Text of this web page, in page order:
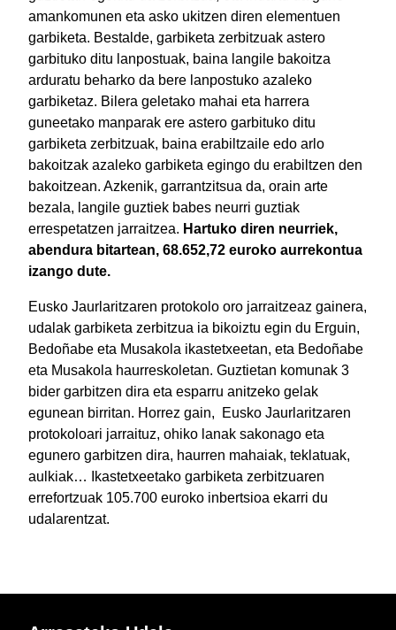
amankomunen eta asko ukitzen diren elementuen
garbiketa. Bestalde, garbiketa zerbitzuak astero
garbituko ditu lanpostuak, baina langile bakoitza
arduratu beharko da bere lanpostuko azaleko
garbiketaz. Bilera geletako mahai eta harrera
guneetako manparak ere astero garbituko ditu
garbiketa zerbitzuak, baina erabiltzaile edo arlo
bakoitzak azaleko garbiketa egingo du erabiltzen den
bakoitzean. Azkenik, garrantzitsua da, orain arte
bezala, langile guztiek babes neurri guztiak
errespetatzen jarraitzea. Hartuko diren neurriek,
abendura bitartean, 68.652,72 euroko aurrekontua
izango dute.
Eusko Jaurlaritzaren protokolo oro jarraitzeaz gainera,
udalak garbiketa zerbitzua ia bikoiztu egin du Erguin,
Bedoñabe eta Musakola ikastetxeetan, eta Bedoñabe
eta Musakola haurreskoletan. Guztietan komunak 3
bider garbitzen dira eta esparru anitzeko gelak
egunean birritan. Horrez gain, Eusko Jaurlaritzaren
protokoloari jarraituz, ohiko lanak sakonago eta
egunero garbitzen dira, haurren mahaiak, teklatuak,
aulkiak… Ikastetxeetako garbiketa zerbitzuaren
errefortzuak 105.700 euroko inbertsioa ekarri du
udalarentzat.